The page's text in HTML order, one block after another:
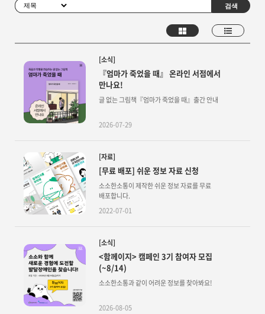
[소식]
『엄마가 죽었을 때』 온라인 서점에서
만나요!
글 없는 그림책『엄마가 죽었을 때』출간 안내
2026-07-29
[자료]
[무료 배포] 쉬운 정보 자료 신청
소소한소통이 제작한 쉬운 정보 자료를 무료
배포합니다.
2022-07-01
[소식]
<함께이지> 캠페인 3기 참여자 모집
(~8/14)
소소한소통과 같이 어려운 정보를 찾아봐요!
2026-08-05